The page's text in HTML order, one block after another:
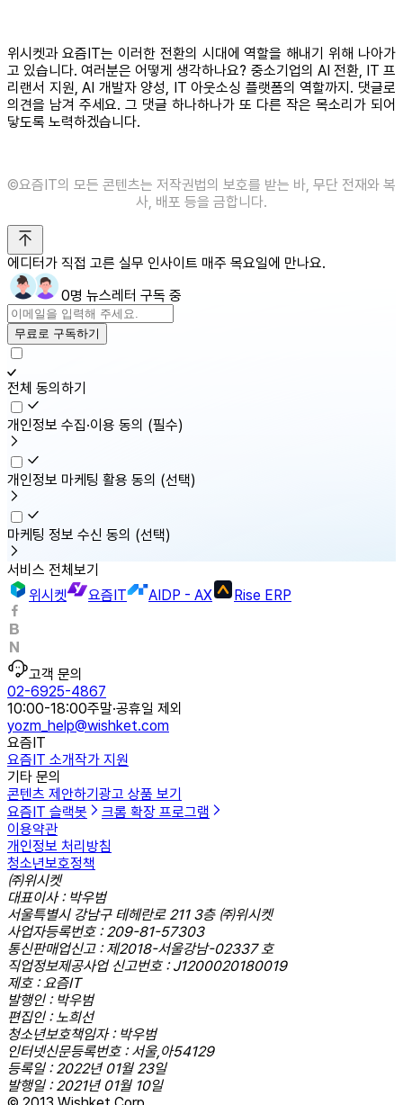
위시켓과 요즘IT는 이러한 전환의 시대에 역할을 해내기 위해 나아가
고 있습니다. 여러분은 어떻게 생각하나요? 중소기업의 AI 전환, IT 프
리랜서 지원, AI 개발자 양성, IT 아웃소싱 플랫폼의 역할까지. 댓글로
의견을 남겨 주세요. 그 댓글 하나하나가 또 다른 작은 목소리가 되어
닿도록 노력하겠습니다.
©️요즘IT의 모든 콘텐츠는 저작권법의 보호를 받는 바, 무단 전재와 복
사, 배포 등을 금합니다.
에디터가 직접 고른 실무 인사이트 매주 목요일에 만나요.
0명 뉴스레터 구독 중
무료로 구독하기
전체 동의하기
개인정보 수집·이용 동의 (필수)
개인정보 마케팅 활용 동의 (선택)
마케팅 정보 수신 동의 (선택)
서비스 전체보기
위시켓
요즘IT AIDP - AX Rise ERP
고객 문의
02-6925-4867
10:00-18:00주말·공휴일 제외
yozm_help@wishket.com
요즘IT
요즘IT 소개작가 지원
기타 문의
콘텐츠 제안하기광고 상품 보기
요즘IT 슬랙봇
크롬 확장 프로그램
이용약관
개인정보 처리방침
청소년보호정책
㈜위시켓
대표이사 : 박우범
서울특별시 강남구 테헤란로 211 3층 ㈜위시켓
사업자등록번호 : 209-81-57303
통신판매업신고 : 제2018-서울강남-02337 호
직업정보제공사업 신고번호 : J1200020180019
제호 : 요즘IT
발행인 : 박우범
편집인 : 노희선
청소년보호책임자 : 박우범
인터넷신문등록번호 : 서울,아54129
등록일 : 2022년 01월 23일
발행일 : 2021년 01월 10일